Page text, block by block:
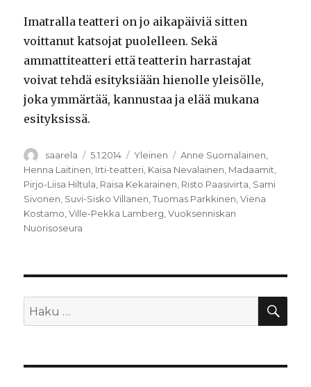
Imatralla teatteri on jo aikapäiviä sitten
voittanut katsojat puolelleen. Sekä
ammattiteatteri että teatterin harrastajat
voivat tehdä esityksiään hienolle yleisölle,
joka ymmärtää, kannustaa ja elää mukana
esityksissä.
Kirjoittaja
saarela Julkaistu
5.1.2014 Kategoriat
Yleinen Avainsanat
Anne Suomalainen
Henna Laitinen, Irti-teatteri, Kaisa Nevalainen, Madaamit,
Pirjo-Liisa Hiltula, Raisa Kekarainen, Risto Paasivirta, Sami
Sivonen, Suvi-Sisko Villanen,Tuomas Parkkinen,Viena
Kostamo,Ville-Pekka Lamberg,Vuoksenniskan
Nuorisoseura
Etsi: